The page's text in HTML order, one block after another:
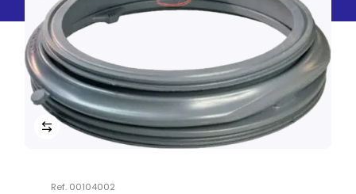
Ref. 00104002